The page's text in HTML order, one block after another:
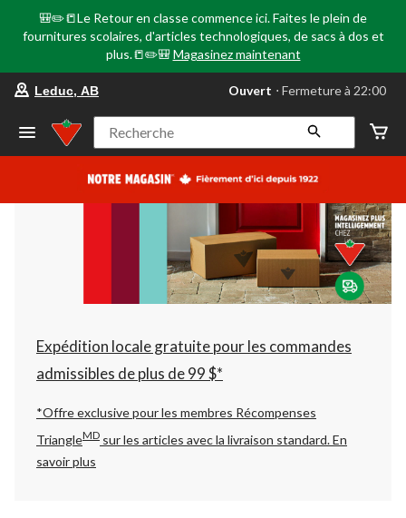
🎒✏️📒Le Retour en classe commence ici. Faites le plein de
fournitures scolaires, d'articles technologiques, de sacs à dos et
plus.📒✏️🎒 Magasinez maintenant
votre
préféré
Leduc,
AB,
courament
Fermeture
à
22:00
cliquer
pour
changer
Leduc, AB Ouvert ⋅ Fermeture à 22:00
Recherche
Expédition locale gratuite pour les commandes
admissibles de plus de 99 $*
*Offre exclusive pour les membres Récompenses
TriangleMD sur les articles avec la livraison standard.En
savoir plus